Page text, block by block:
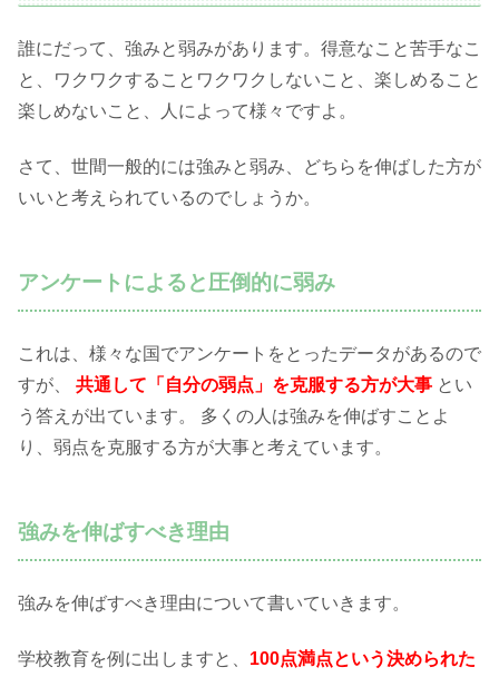
誰にだって、強みと弱みがあります。得意なこと苦手なこ
と、ワクワクすることワクワクしないこと、楽しめること
楽しめないこと、人によって様々ですよ。
さて、世間一般的には強みと弱み、どちらを伸ばした方が
いいと考えられているのでしょうか。
アンケートによると圧倒的に弱み
これは、様々な国でアンケートをとったデータがあるので
すが、 共通して「自分の弱点」を克服する方が大事 とい
う答えが出ています。 多くの人は強みを伸ばすことよ
り、弱点を克服する方が大事と考えています。
強みを伸ばすべき理由
強みを伸ばすべき理由について書いていきます。
学校教育を例に出しますと、 100点満点という決められた